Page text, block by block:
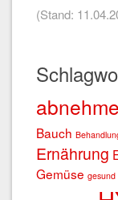
(Stand:
Bauch
Ernährung
Gemüse gesund